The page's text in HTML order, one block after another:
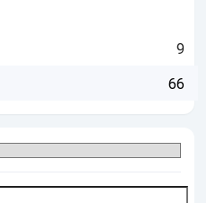
9
66